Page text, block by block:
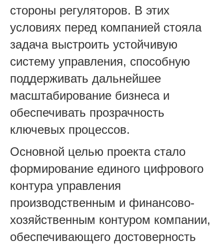
стороны регуляторов. В этих
условиях перед компанией стояла
задача выстроить устойчивую
систему управления, способную
поддерживать дальнейшее
масштабирование бизнеса и
обеспечивать прозрачность
ключевых процессов.
Основной целью проекта стало
формирование единого цифрового
контура управления
производственным и финансово-
хозяйственным контуром компании,
обеспечивающего достоверность